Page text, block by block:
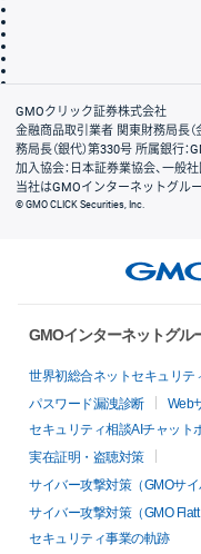
会社案内
GMOクリック証券株式会社
金融商品取引業者 関東財務局長
務局長（銀代）第330号 所属銀行
加入協会：日本証券業協会、一般
当社はGMOインターネットグル
© GMO CLICK Securities, Inc.
GMOインターネットグル
世界初総合ネットセキュリテ
パスワード漏洩診断
Web
セキュリティ相談AIチャット
実在証明・盗聴対策
サイバー攻撃対策（GMOサ
サイバー攻撃対策（GMO Flatt
セキュリティ事業の軌跡